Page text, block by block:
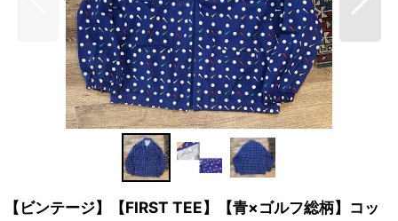
【ビンテージ】【FIRST TEE】【青×ゴルフ総柄】コッ